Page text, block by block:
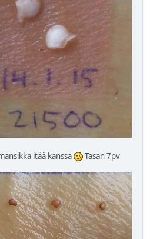
itää kanssa
Tasan 7pv